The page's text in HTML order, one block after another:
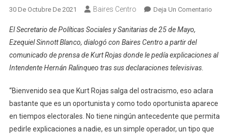
30 De Octubre De 2021 Baires Centro Deja Un ComentarioEn
Que
“Kurt
Rojas
Es
El Secretario de Políticas Sociales y Sanitarias de 25 de Mayo,
Ezequiel Sinnott Blanco, dialogó con Baires Centro a partir del
comunicado de prensa de Kurt Rojas donde le pedía explicaciones al
Intendente Hernán Ralinqueo tras sus declaraciones televisivas.
“Bienvenido sea que Kurt Rojas salga del ostracismo, eso aclara
bastante que es un oportunista y como todo oportunista aparece
en tiempos electorales. No tiene ningún antecedente que permita
pedirle explicaciones a nadie, es un simple operador, un tipo que